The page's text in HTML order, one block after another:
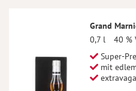
Grand
0,7 l
40 %
Super-
mit